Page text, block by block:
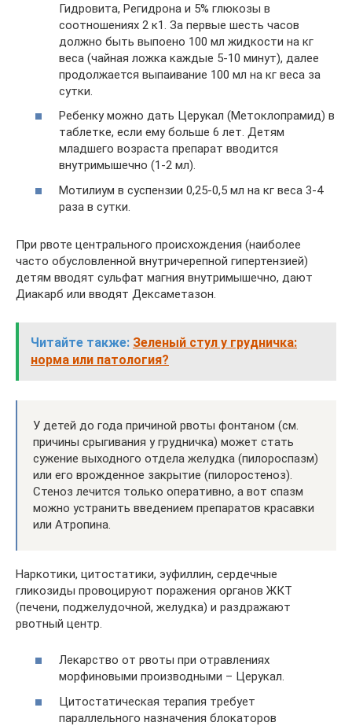
Гидровита, Регидрона и 5% глюкозы в
соотношениях 2 к1. За первые шесть часов
должно быть выпоено 100 мл жидкости на кг
веса (чайная ложка каждые 5-10 минут), далее
продолжается выпаивание 100 мл на кг веса за
сутки.
Ребенку можно дать Церукал (Метоклопрамид) в
таблетке, если ему больше 6 лет. Детям
младшего возраста препарат вводится
внутримышечно (1-2 мл).
Мотилиум в суспензии 0,25-0,5 мл на кг веса 3-4
раза в сутки.
При рвоте центрального происхождения (наиболее
часто обусловленной внутричерепной гипертензией)
детям вводят сульфат магния внутримышечно, дают
Диакарб или вводят Дексаметазон.
Читайте также: Зеленый стул у грудничка:
норма или патология?
У детей до года причиной рвоты фонтаном (см.
причины срыгивания у грудничка) может стать
сужение выходного отдела желудка (пилороспазм)
или его врожденное закрытие (пилоростеноз).
Стеноз лечится только оперативно, а вот спазм
можно устранить введением препаратов красавки
или Атропина.
Наркотики, цитостатики, эуфиллин, сердечные
гликозиды провоцируют поражения органов ЖКТ
(печени, поджелудочной, желудка) и раздражают
рвотный центр.
Лекарство от рвоты при отравлениях
морфиновыми производными – Церукал.
Цитостатическая терапия требует
параллельного назначения блокаторов